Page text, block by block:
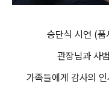
승단식 시연 (품
관장님과 사
가족들에게 감사의